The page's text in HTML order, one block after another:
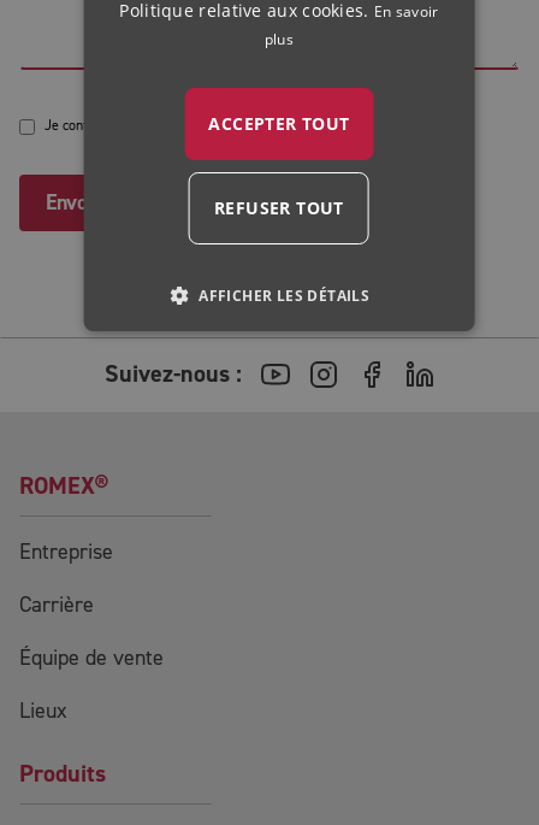
Je confirme la . déclaration de protection des données
Envoyer
Suivez-nous :
ROMEX®
Entreprise
Carrière
Équipe de vente
Lieux
Produits
HUNGARIAN
Politique relative aux cookies. En savoir
plus
ACCEPTER TOUT
REFUSER TOUT
AFFICHER LES DÉTAILS